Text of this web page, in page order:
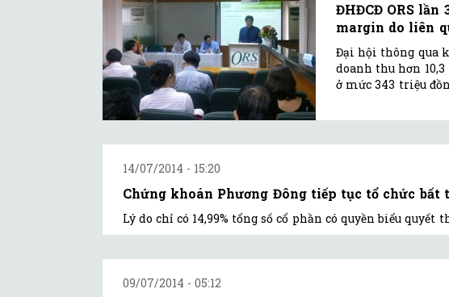
ĐHĐCĐ ORS lần
margin do liên
Đại hội thông qua
doanh thu hơn
ở mức 343 triệu
14/07/2014 - 15:20
Chứng khoán Phương Đông tiếp tục tổ chức bất
Lý do chỉ có 14,99% tổng số cổ phần có quyền biểu quyết
09/07/2014 - 05:12